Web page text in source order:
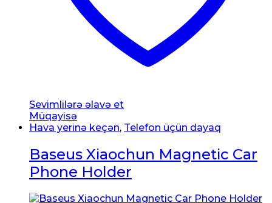
Sevimlilərə əlavə et
Müqayisə
Hava yerinə keçən, Telefon üçün dayaq
Baseus Xiaochun Magnetic Car
Phone Holder